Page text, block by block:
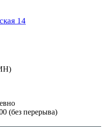
14
(без перерыва)